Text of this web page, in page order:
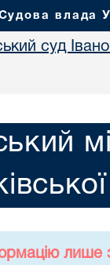
влада
суд
лише